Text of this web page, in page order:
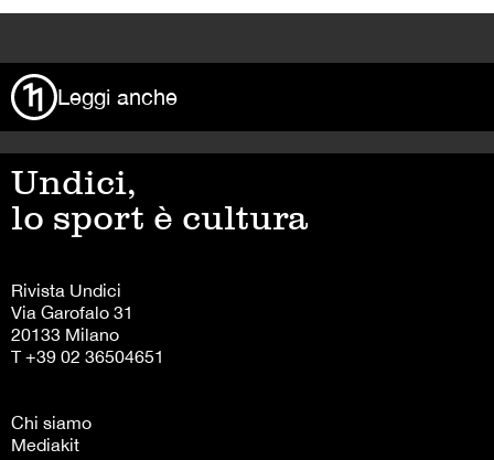
Leggi anche
Undici,
lo sport è cultura
Rivista Undici
Via Garofalo 31
20133 Milano
T +39 02 36504651
Chi siamo
Mediakit